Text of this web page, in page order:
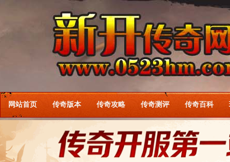
网站首页 传奇版本 传奇攻略 传奇测评 传奇百科